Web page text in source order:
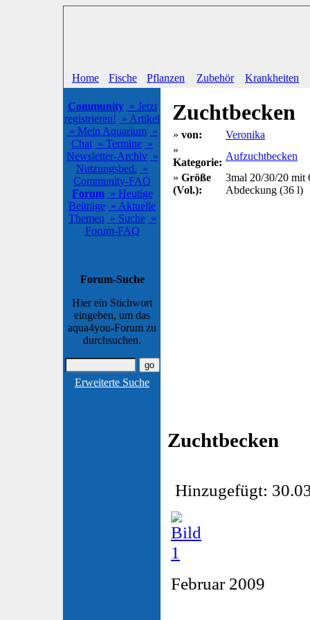
Home Fische Pflanzen Zubehör Krankheiten
Community » Jetzt
registrieren! » Artikel
» Mein Aquarium »
Chat » Termine »
Newsletter-Archiv »
Nutzungsbed. »
Community-FAQ
Forum » Heutige
Beiträge » Aktuelle
Themen » Suche »
Forum-FAQ
Forum-Suche
Hier ein Stichwort
eingeben, um das
aqua4you-Forum zu
durchsuchen.
Erweiterte Suche
Zuchtbecken
» von:
Veronika
»
Kategorie:
Aufzuchtbecken
» Größe
(Vol.):
3mal 20/30/20 mit
Abdeckung (36 l)
Zuchtbecken
Hinzugefügt:
Februar 2009